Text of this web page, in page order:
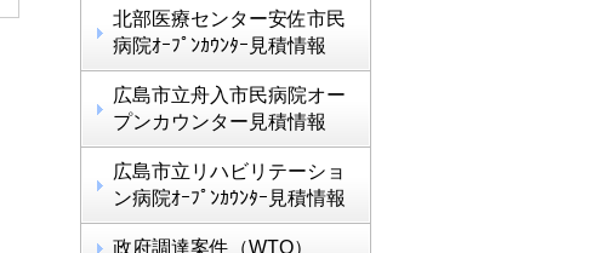
北部医療センター安佐市民
病院ｵｰﾌﾟﾝｶｳﾝﾀｰ見積情報
広島市立舟入市民病院オー
プンカウンター見積情報
広島市立リハビリテーショ
ン病院ｵｰﾌﾟﾝｶｳﾝﾀｰ見積情報
政府調達案件（WTO）